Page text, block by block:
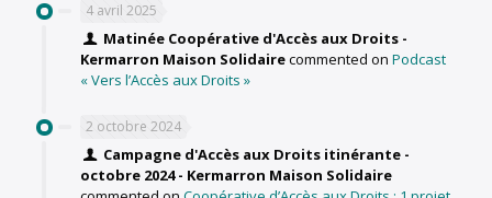
4 avril 2025
Matinée Coopérative d'Accès aux Droits -
Kermarron Maison Solidairecommented on Podcast
« Vers l’Accès aux Droits »
2 octobre 2024
Campagne d'Accès aux Droits itinérante -
octobre 2024 - Kermarron Maison Solidaire